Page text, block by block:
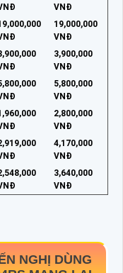
VNĐ
19,000,000
VNĐ
3,900,000
VNĐ
5,800,000
VNĐ
2,800,000
VNĐ
4,170,000
VNĐ
3,640,000
VNĐ
NGHỊ DÙNG